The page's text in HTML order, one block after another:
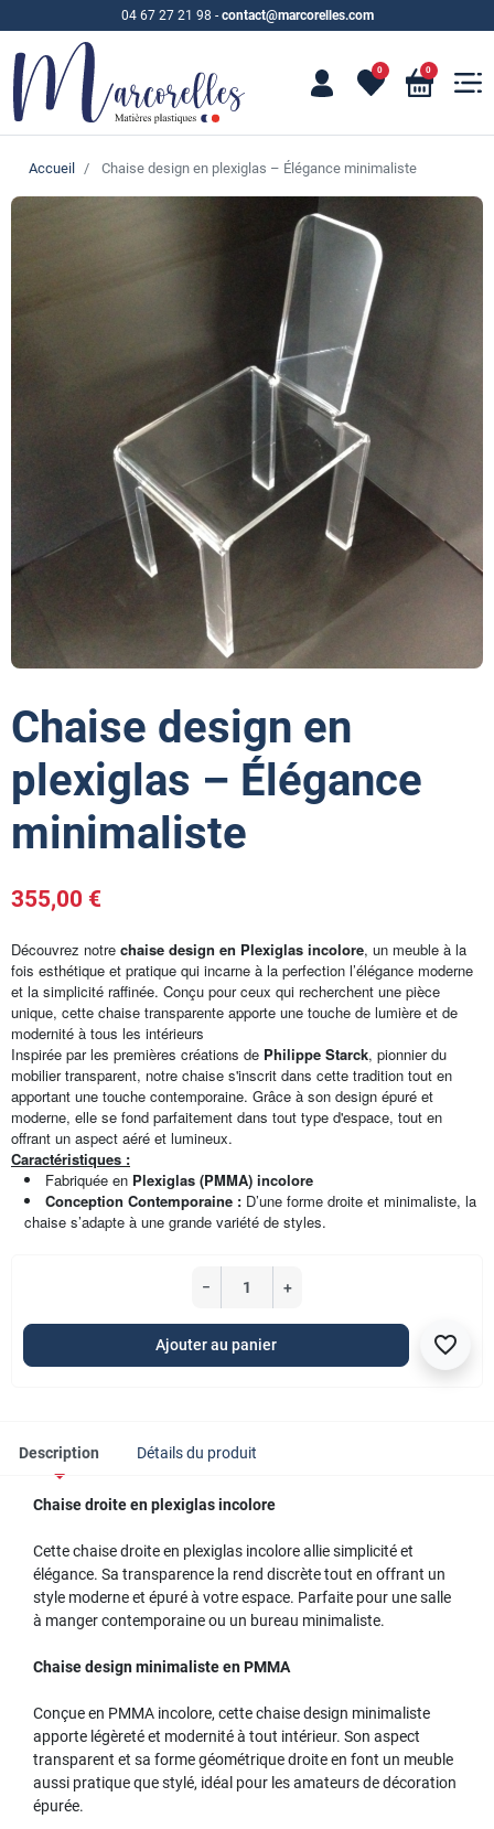
04 67 27 21 98 - contact@marcorelles.com
0 0
Accueil Chaise design en plexiglas – Élégance minimaliste
Chaise design en
plexiglas – Élégance
minimaliste
355,00 €
Découvrez notre chaise design en Plexiglas incolore, un meuble à la
fois esthétique et pratique qui incarne à la perfection l’élégance moderne
et la simplicité raffinée. Conçu pour ceux qui recherchent une pièce
unique, cette chaise transparente apporte une touche de lumière et de
modernité à tous les intérieurs
Inspirée par les premières créations de Philippe Starck, pionnier du
mobilier transparent, notre chaise s'inscrit dans cette tradition tout en
apportant une touche contemporaine. Grâce à son design épuré et
moderne, elle se fond parfaitement dans tout type d'espace, tout en
offrant un aspect aéré et lumineux.
Caractéristiques :
Fabriquée en Plexiglas (PMMA) incolore
Conception Contemporaine : D’une forme droite et minimaliste, la
chaise s’adapte à une grande variété de styles.
− +
Ajouter au panier favorite_border
Description Détails du produit
Chaise droite en plexiglas incolore
Cette chaise droite en plexiglas incolore allie simplicité et
élégance. Sa transparence la rend discrète tout en offrant un
style moderne et épuré à votre espace. Parfaite pour une salle
à manger contemporaine ou un bureau minimaliste.
Chaise design minimaliste en PMMA
Conçue en PMMA incolore, cette chaise design minimaliste
apporte légèreté et modernité à tout intérieur. Son aspect
transparent et sa forme géométrique droite en font un meuble
aussi pratique que stylé, idéal pour les amateurs de décoration
épurée.